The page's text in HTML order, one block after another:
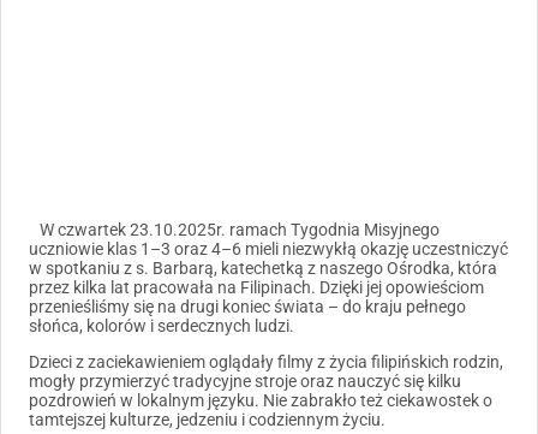
W czwartek 23.10.2025r. ramach Tygodnia Misyjnego
uczniowie klas 1–3 oraz 4–6 mieli niezwykłą okazję uczestniczyć
w spotkaniu z s. Barbarą, katechetką z naszego Ośrodka, która
przez kilka lat pracowała na Filipinach. Dzięki jej opowieściom
przenieśliśmy się na drugi koniec świata – do kraju pełnego
słońca, kolorów i serdecznych ludzi.
Dzieci z zaciekawieniem oglądały filmy z życia filipińskich rodzin,
mogły przymierzyć tradycyjne stroje oraz nauczyć się kilku
pozdrowień w lokalnym języku. Nie zabrakło też ciekawostek o
tamtejszej kulturze, jedzeniu i codziennym życiu.